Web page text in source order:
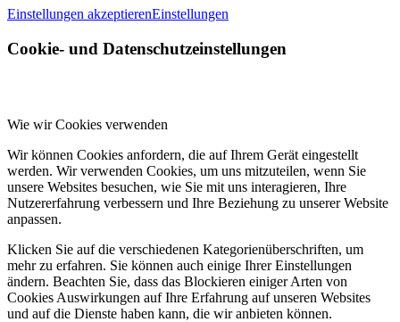
Einstellungen akzeptierenEinstellungen
Cookie- und Datenschutzeinstellungen
Wie wir Cookies verwenden
Wir können Cookies anfordern, die auf Ihrem Gerät eingestellt
werden. Wir verwenden Cookies, um uns mitzuteilen, wenn Sie
unsere Websites besuchen, wie Sie mit uns interagieren, Ihre
Nutzererfahrung verbessern und Ihre Beziehung zu unserer Website
anpassen.
Klicken Sie auf die verschiedenen Kategorienüberschriften, um
mehr zu erfahren. Sie können auch einige Ihrer Einstellungen
ändern. Beachten Sie, dass das Blockieren einiger Arten von
Cookies Auswirkungen auf Ihre Erfahrung auf unseren Websites
und auf die Dienste haben kann, die wir anbieten können.